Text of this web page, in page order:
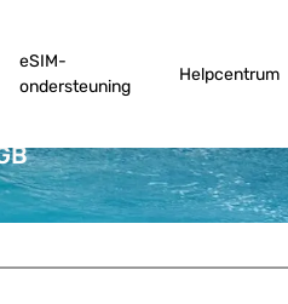
eSIM-
ondersteuning
Helpcentrum